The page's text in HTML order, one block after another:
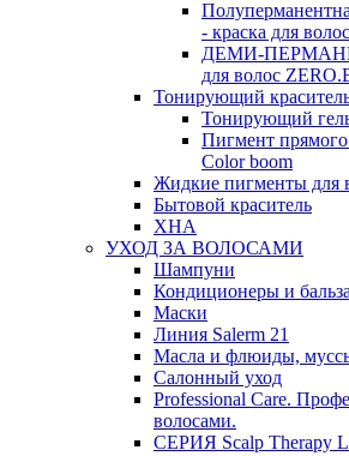
- краска для
ДЕМИ-
для волос
Тонирующий
Тонирующий
Пигмент прямого
Color boom
Жидкие пигменты для
Бытовой краситель
ХНА
УХОД ЗА ВОЛОСАМИ
Шампуни
Кондиционеры и
Маски
Линия Salerm 21
Масла и флюиды,
Салонный уход
Professional Care.
волосами.
СЕРИЯ Scalp Therapy